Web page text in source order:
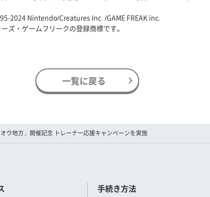
2024 Nintendo/Creatures Inc. /GAME FREAK inc.
ズ・ゲームフリークの登録商標です。
一覧に戻る
ウ地方」開催記念 トレーナー応援キャンペーンを実施
手続き方法